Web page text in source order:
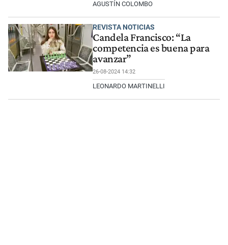
AGUSTÍN COLOMBO
REVISTA NOTICIAS
Candela Francisco: “La
competencia es buena para
avanzar”
26-08-2024 14:32
LEONARDO MARTINELLI